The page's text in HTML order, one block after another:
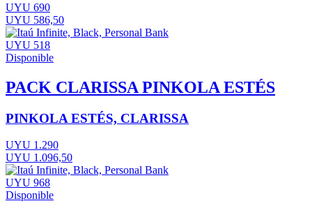
UYU 690
UYU 586,50
UYU 518
Disponible
PACK CLARISSA PINKOLA ESTÉS
PINKOLA ESTÉS, CLARISSA
UYU 1.290
UYU 1.096,50
UYU 968
Disponible